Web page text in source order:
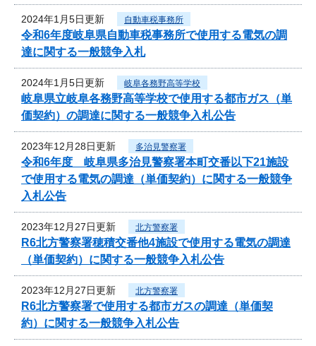
2024年1月5日更新 自動車税事務所
令和6年度岐阜県自動車税事務所で使用する電気の調
達に関する一般競争入札
2024年1月5日更新 岐阜各務野高等学校
岐阜県立岐阜各務野高等学校で使用する都市ガス（単
価契約）の調達に関する一般競争入札公告
2023年12月28日更新 多治見警察署
令和6年度 岐阜県多治見警察署本町交番以下21施設
で使用する電気の調達（単価契約）に関する一般競争
入札公告
2023年12月27日更新 北方警察署
R6北方警察署穂積交番他4施設で使用する電気の調達
（単価契約）に関する一般競争入札公告
2023年12月27日更新 北方警察署
R6北方警察署で使用する都市ガスの調達（単価契
約）に関する一般競争入札公告